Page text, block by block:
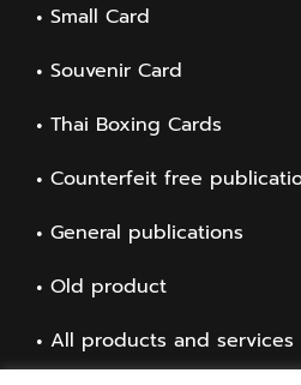
Small Card
Souvenir Card
Thai Boxing Cards
Counterfeit free
General publications
Old product
All products and services